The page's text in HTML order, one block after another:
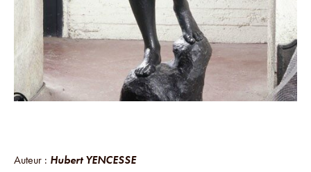
Auteur : Hubert YENCESSE